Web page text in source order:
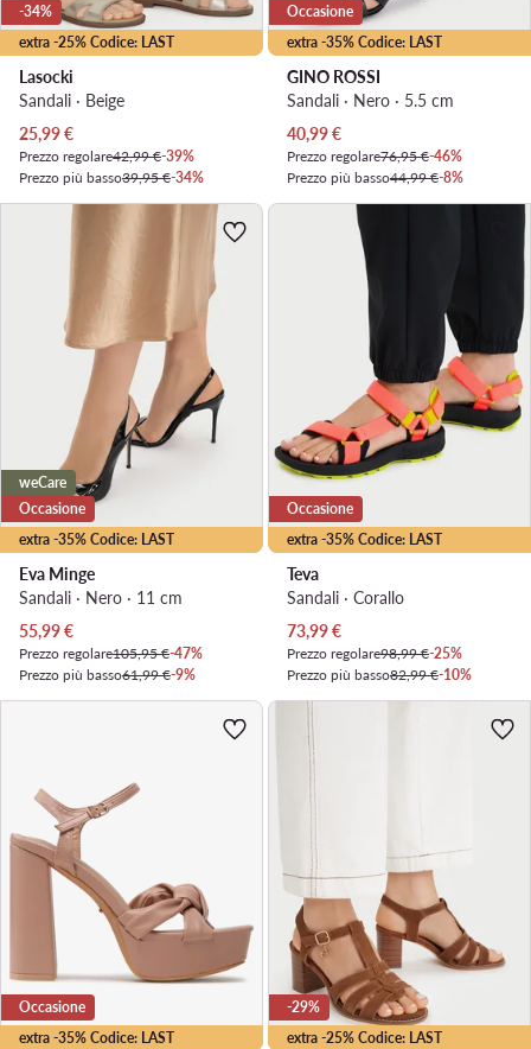
extra -25% Codice: LAST
-34%
Lasocki
Sandali · Beige
Prezzo attuale
25,99€
Prezzo regolare42,99 €-39%
Prezzo più basso39,95 €-34%
extra -35% Codice: LAST
Occasione
GINO ROSSI
Sandali · Nero · 5.5 cm
Prezzo attuale
40,99€
Prezzo regolare76,95 €-46%
Prezzo più basso44,99 €-8%
extra -35% Codice: LAST
weCare
Occasione
Eva Minge
Sandali · Nero · 11 cm
Prezzo attuale
55,99€
Prezzo regolare105,95 €-47%
Prezzo più basso61,99 €-9%
extra -35% Codice: LAST
Occasione
Teva
Sandali · Corallo
Prezzo attuale
73,99€
Prezzo regolare98,99 €-25%
Prezzo più basso82,99 €-10%
extra -35% Codice: LAST
Occasione
extra -25% Codice: LAST
-29%